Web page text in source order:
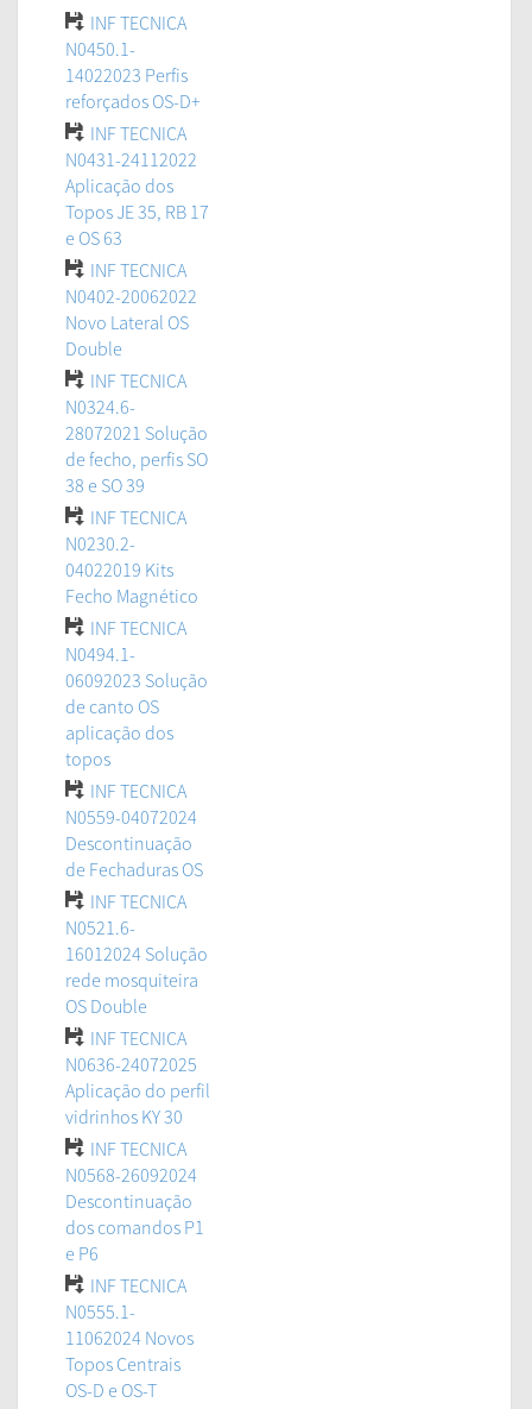
INF TECNICA
N0450.1-
14022023 Perfis
reforçados OS-D+
INF TECNICA
N0431-24112022
Aplicação dos
Topos JE 35, RB 17
e OS 63
INF TECNICA
N0402-20062022
Novo Lateral OS
Double
INF TECNICA
N0324.6-
28072021 Solução
de fecho, perfis SO
38 e SO 39
INF TECNICA
N0230.2-
04022019 Kits
Fecho Magnético
INF TECNICA
N0494.1-
06092023 Solução
de canto OS
aplicação dos
topos
INF TECNICA
N0559-04072024
Descontinuação
de Fechaduras OS
INF TECNICA
N0521.6-
16012024 Solução
rede mosquiteira
OS Double
INF TECNICA
N0636-24072025
Aplicação do perfil
vidrinhos KY 30
INF TECNICA
N0568-26092024
Descontinuação
dos comandos P1
e P6
INF TECNICA
N0555.1-
11062024 Novos
Topos Centrais
OS-D e OS-T